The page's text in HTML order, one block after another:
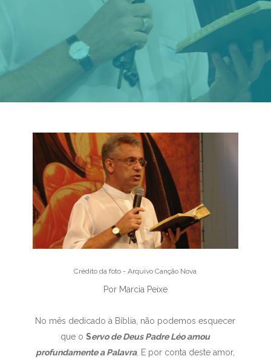
Crédito da foto - Arquivo Canção Nova
Por Marcia Peixe
No mês dedicado à Bíblia, não podemos esquecer
que oServo de Deus Padre Léo amou
profundamente a Palavra. E por conta deste amor,